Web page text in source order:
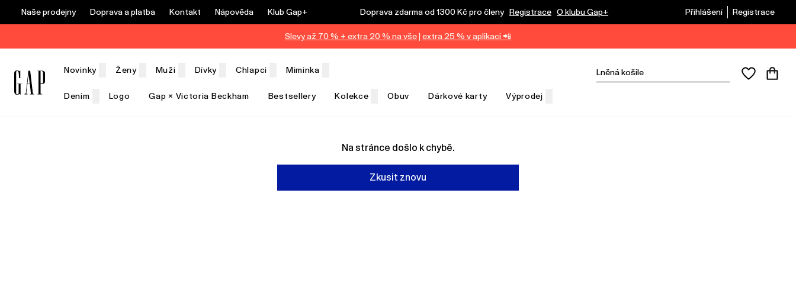
Naše prodejny Doprava a platba Kontakt Nápověda Klub Gap+ Doprava zdarma od 1300 Kč pro členy Registrace O klubu Gap+ Přihlášení Registrace
Slevy až 70 % + extra 20 % na vše| extra 25 % v aplikaci 📲
Novinky Ženy Muži Dívky Chlapci Miminka
Denim Logo Gap × Victoria Beckham Bestsellery Kolekce Obuv Dárkové karty Výprodej
Na stránce došlo k chybě.
Zkusit znovu